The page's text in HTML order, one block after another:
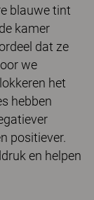
blauwe tint
kamer
dat ze
we
het
hebben
positiever.
en helpen